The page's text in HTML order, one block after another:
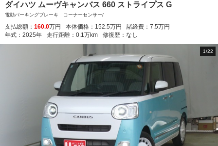
ダイハツ ムーヴキャンバス 660 ストライプス G
電動パーキングブレーキ コーナーセンサー/
支払総額： 160.0万円 本体価格： 152.5万円 諸経費： 7.5万円
年式： 2025年 走行距離： 0.1万km 修復歴： なし
1/22